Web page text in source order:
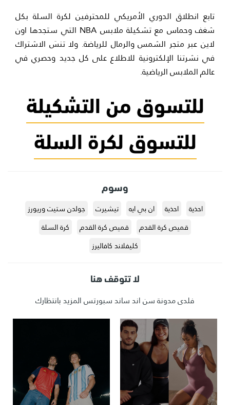
تابع انطلاق الدوري الأمريكي للمحترفين لكرة السلة بكل
شغف وحماس مع تشكيلة ملابس NBA التي ستجدها اون
لاين عبر متجر الشمس والرمال للرياضة. ولا تنسَ الاشتراك
في نشرتنا الإلكترونية للاطلاع على كل جديد وحصري في
عالم الملابس الرياضية.
للتسوق من التشكيلة
للتسوق لكرة السلة
وسوم
احذية احذية ان بي ايه تيشيرت
جولدن ستيت وريورز
قميص كرة القدم
قميص كرة القدم
كرة السلة
كليفلاند كافاليرز
لا تتوقف هنا
فلدى مدونة سن اند ساند سبورتس المزيد بانتظارك